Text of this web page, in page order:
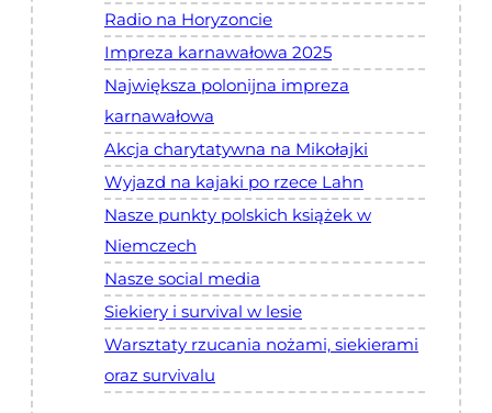
Radio na Horyzoncie
Impreza karnawałowa 2025
Największa polonijna impreza
karnawałowa
Akcja charytatywna na Mikołajki
Wyjazd na kajaki po rzece Lahn
Nasze punkty polskich książek w
Niemczech
Nasze social media
Siekiery i survival w lesie
Warsztaty rzucania nożami, siekierami
oraz survivalu